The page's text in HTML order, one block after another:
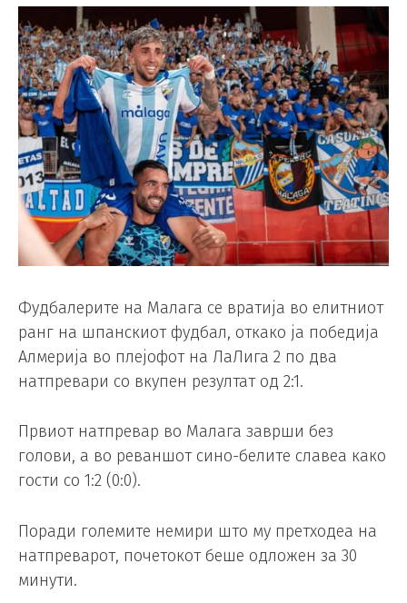
Фудбалерите на Малага се вратија во елитниот
ранг на шпанскиот фудбал, откако ја победија
Алмерија во плејофот на ЛаЛига 2 по два
натпревари со вкупен резултат од 2:1.
Првиот натпревар во Малага заврши без
голови, а во реваншот сино-белите славеа како
гости со 1:2 (0:0).
Поради големите немири што му претходеа на
натпреварот, почетокот беше одложен за 30
минути.